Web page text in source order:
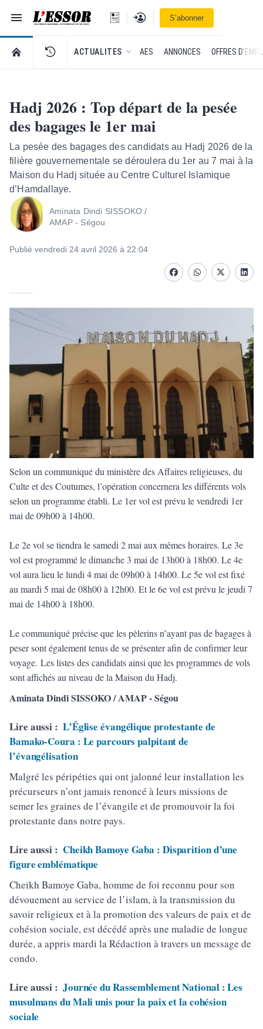
Navigation
L'Essor - retour à la une
Se connecterS’abonner
RETOUR À LA PAGE D’ACCUEIL DE L'ESSOR
ACTUALITES AES ANNONCES OFFRES
Hadj 2026 : Top départ de la pesée
des bagages le 1er mai
La pesée des bagages des candidats au Hadj 2026 de la
filière gouvernementale se déroulera du 1er au 7 mai à la
Maison du Hadj située au Centre Culturel Islamique
d’Hamdallaye.
Aminata Dindi SISSOKO /
AMAP - Ségou
Publié vendredi 24 avril 2026 à 22:04
FacebookwhatsappTwitter
Selon un communiqué du ministère des Affaires religieuses, du
Culte et des Coutumes, l’opération concernera les différents vols
selon un programme établi. Le 1er vol est prévu le vendredi 1er
mai de 09h00 à 14h00.
Le 2e vol se tiendra le samedi 2 mai aux mêmes horaires. Le 3e
vol est programmé le dimanche 3 mai de 13h00 à 18h00. Le 4e
vol aura lieu le lundi 4 mai de 09h00 à 14h00. Le 5e vol est fixé
au mardi 5 mai de 08h00 à 12h00. Et le 6e vol est prévu le jeudi 7
mai de 14h00 à 18h00.
Le communiqué précise que les pèlerins n’ayant pas de bagages à
peser sont également tenus de se présenter afin de confirmer leur
voyage. Les listes des candidats ainsi que les programmes de vols
sont affichés au niveau de la Maison du Hadj.
Aminata Dindi SISSOKO / AMAP - Ségou
Lire aussi : L’Église évangélique protestante de
Bamako-Coura : Le parcours palpitant de
l’évangélisation
Malgré les péripéties qui ont jalonné leur installation les
précurseurs n’ont jamais renoncé à leurs missions de
semer les graines de l’évangile et de promouvoir la foi
protestante dans notre pays.
Lire aussi : Cheikh Bamoye Gaba : Disparition d’une
figure emblématique
Cheikh Bamoye Gaba, homme de foi reconnu pour son
dévouement au service de l’islam, à la transmission du
savoir religieux et à la promotion des valeurs de paix et de
cohésion sociale, est décédé après une maladie de longue
durée, a appris mardi la Rédaction à travers un message de
condo.
Lire aussi : Journée du Rassemblement National : Les
musulmans du Mali unis pour la paix et la cohésion
sociale